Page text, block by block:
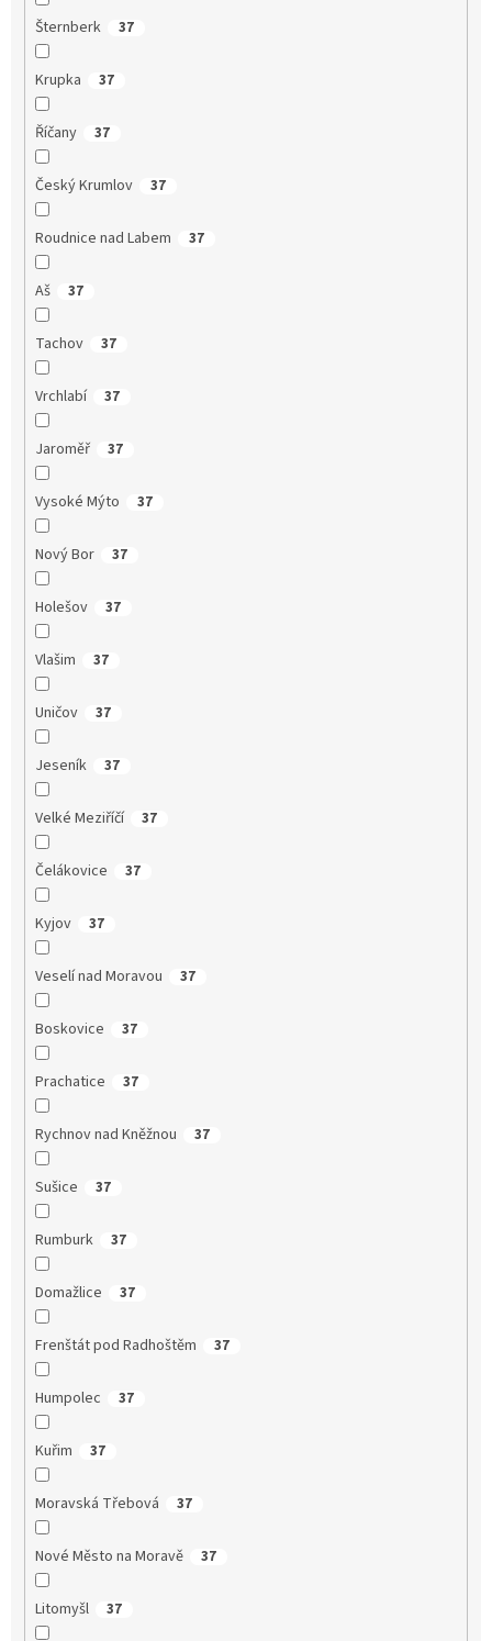
Šternberk 37
Krupka 37
Říčany 37
Český Krumlov 37
Roudnice nad Labem 37
Aš 37
Tachov 37
Vrchlabí 37
Jaroměř 37
Vysoké Mýto 37
Nový Bor 37
Holešov 37
Vlašim 37
Uničov 37
Jeseník 37
Velké Meziříčí 37
Čelákovice 37
Kyjov 37
Veselí nad Moravou 37
Boskovice 37
Prachatice 37
Rychnov nad Kněžnou 37
Sušice 37
Rumburk 37
Domažlice 37
Frenštát pod Radhoštěm 37
Humpolec 37
Kuřim 37
Moravská Třebová 37
Nové Město na Moravě 37
Litomyšl 37